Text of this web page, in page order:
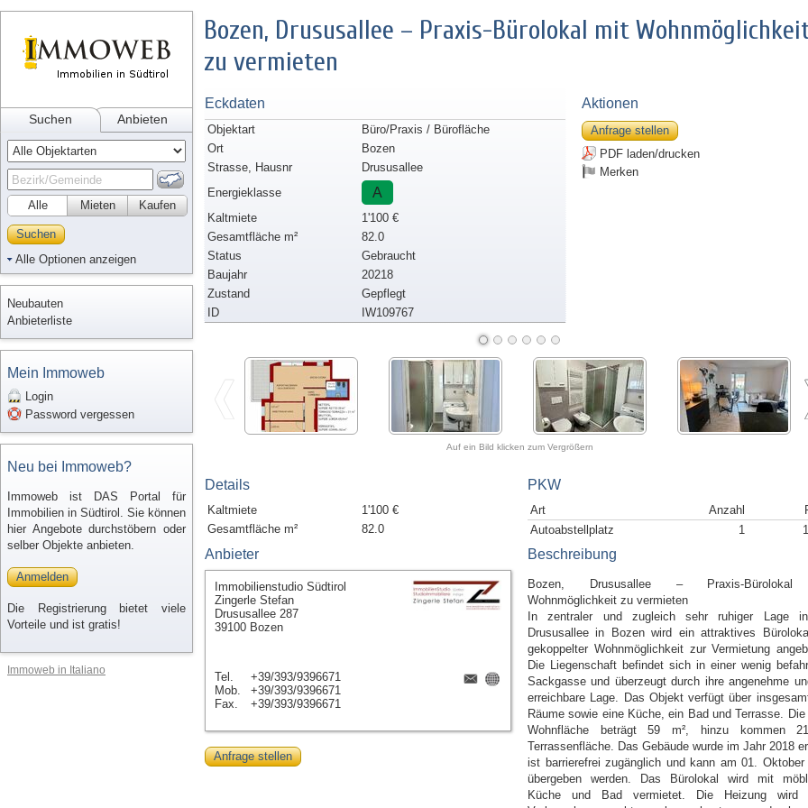
Suchen Anbieten
Alle Kaufen
Mieten
Suchen
Alle Optionen anzeigen
Neubauten
Anbieterliste
Mein Immoweb
Login
Password vergessen
Neu bei Immoweb?
Immoweb ist DAS Portal für
Immobilien in Südtirol. Sie können
hier Angebote durchstöbern oder
selber Objekte anbieten.
Anmelden
Die Registrierung bietet viele
Vorteile und ist gratis!
Immoweb in Italiano
Bozen, Drususallee – Praxis-Bürolokal mit
zu vermieten
Eckdaten
Objektart
Büro/Praxis / Bürofläche
Ort
Bozen
Strasse, Hausnr
Drususallee
Energieklasse
A
Kaltmiete
1'100 €
Gesamtfläche m²
82.0
Status
Gebraucht
Baujahr
20218
Zustand
Gepflegt
ID
IW109767
Aktionen
Anfrage stellen
PDF laden/drucken
Merken
Auf ein Bild klicken zum Vergrößern
Details
Kaltmiete
1'100 €
Gesamtfläche m²
82.0
PKW
Art Anzahl
Autoabstellplatz
1
Beschreibung
Bozen, Drususallee – Praxis-
Wohnmöglichkeit zu vermieten
In zentraler und zugleich sehr ruhiger Lage
Drususallee in Bozen wird ein attraktives
gekoppelter Wohnmöglichkeit zur Vermietung
Die Liegenschaft befindet sich in einer wenig
Sackgasse und überzeugt durch ihre angenehme
erreichbare Lage. Das Objekt verfügt über
Räume sowie eine Küche, ein Bad und Terrasse. Die
Wohnfläche beträgt 59 m², hinzu kommen
Terrassenfläche. Das Gebäude wurde im Jahr 2018
ist barrierefrei zugänglich und kann am 01. Oktober
übergeben werden. Das Bürolokal wird mit
Küche und Bad vermietet. Die Heizung wird
Anbieter
Immobilienstudio Südtirol
Zingerle Stefan
Drususallee 287
39100 Bozen
Tel.
+39/393/9396671
Mob.
+39/393/9396671
Fax.
+39/393/9396671
Anfrage stellen